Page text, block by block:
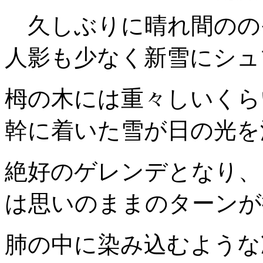
久しぶりに晴れ間の
人影も少なく新雪にシ
栂の木には重々しいく
幹に着いた雪が日の光
絶好のゲレンデとなり
は思いのままのターン
肺の中に染み込むよう